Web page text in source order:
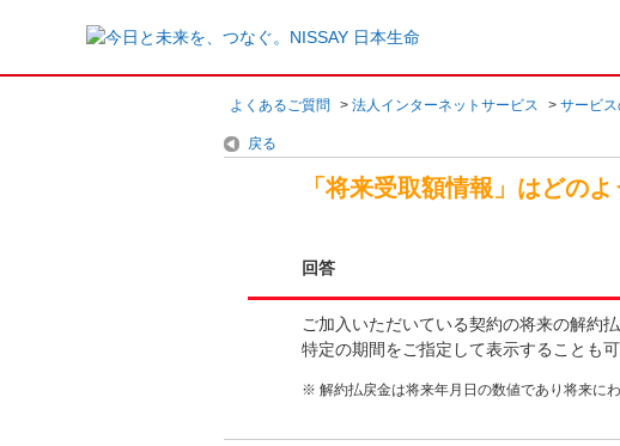
よくあるご質問 > 法人インターネットサービス > サービ
戻る
「将来受取額情報」はどのよ
回答
ご加入いただいている契約の将来の解約
特定の期間をご指定して表示することも可
※ 解約払戻金は将来年月日の数値であり将来に